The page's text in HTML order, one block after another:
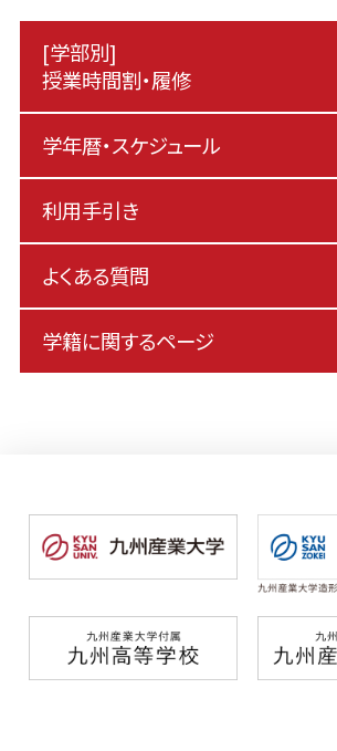
[学部別]
授業時間割・履修
学年暦・スケジュール
利用手引き
よくある質問
学籍に関するページ